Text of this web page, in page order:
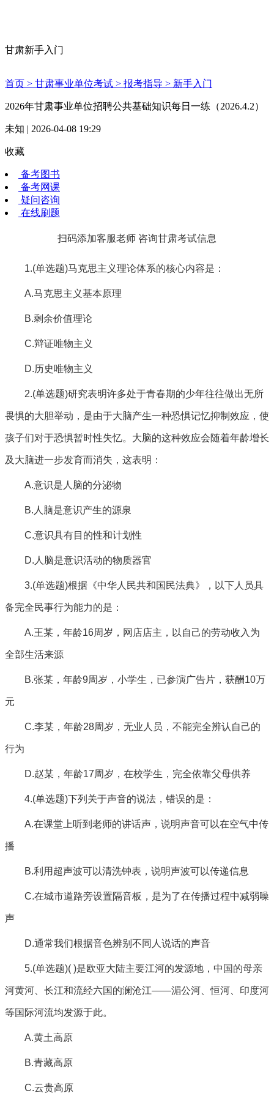
甘肃新手入门
首页 > 甘肃事业单位考试 > 报考指导 > 新手入门
2026年甘肃事业单位招聘公共基础知识每日一练（2026.4.2）
未知 | 2026-04-08 19:29
收藏
备考图书
备考网课
疑问咨询
在线刷题
扫码添加客服老师 咨询甘肃考试信息
1.(单选题)马克思主义理论体系的核心内容是：
A.马克思主义基本原理
B.剩余价值理论
C.辩证唯物主义
D.历史唯物主义
2.(单选题)研究表明许多处于青春期的少年往往做出无所
畏惧的大胆举动，是由于大脑产生一种恐惧记忆抑制效应，使
孩子们对于恐惧暂时性失忆。大脑的这种效应会随着年龄增长
及大脑进一步发育而消失，这表明：
A.意识是人脑的分泌物
B.人脑是意识产生的源泉
C.意识具有目的性和计划性
D.人脑是意识活动的物质器官
3.(单选题)根据《中华人民共和国民法典》，以下人员具
备完全民事行为能力的是：
A.王某，年龄16周岁，网店店主，以自己的劳动收入为
全部生活来源
B.张某，年龄9周岁，小学生，已参演广告片，获酬10万
元
C.李某，年龄28周岁，无业人员，不能完全辨认自己的
行为
D.赵某，年龄17周岁，在校学生，完全依靠父母供养
4.(单选题)下列关于声音的说法，错误的是：
A.在课堂上听到老师的讲话声，说明声音可以在空气中传
播
B.利用超声波可以清洗钟表，说明声波可以传递信息
C.在城市道路旁设置隔音板，是为了在传播过程中减弱噪
声
D.通常我们根据音色辨别不同人说话的声音
5.(单选题)( )是欧亚大陆主要江河的发源地，中国的母亲
河黄河、长江和流经六国的澜沧江——湄公河、恒河、印度河
等国际河流均发源于此。
A.黄土高原
B.青藏高原
C.云贵高原